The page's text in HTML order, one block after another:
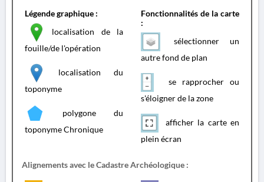
Légende graphique :
localisation de la
fouille/de l'opération
localisation du
toponyme
polygone du
toponyme Chronique
Fonctionnalités de la carte
:
sélectionner un
autre fond de plan
se rapprocher ou
s'éloigner de la zone
afficher la carte en
plein écran
Alignements avec le Cadastre Archéologique :